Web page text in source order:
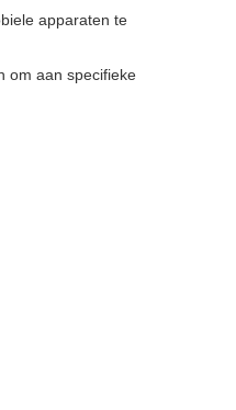
apparaten te
om aan specifieke